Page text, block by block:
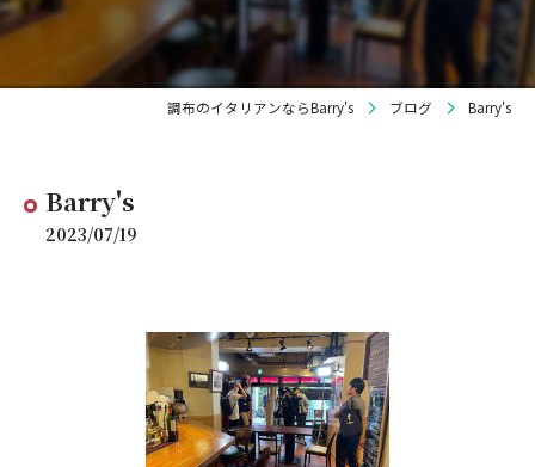
調布のイタリアンならBarry's ブログ Barry's
Barry's
2023/07/19